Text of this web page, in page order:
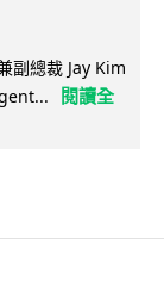
副總裁 Jay Kim
閱讀全